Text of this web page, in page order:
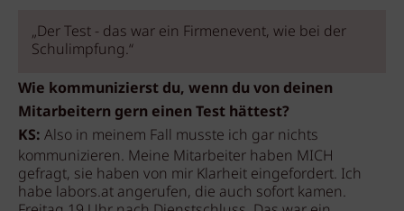
„Der Test - das war ein Firmenevent, wie bei der
Schulimpfung.“
Wie kommunizierst du, wenn du von deinen
Mitarbeitern gern einen Test hättest?
KS: Also in meinem Fall musste ich gar nichts
kommunizieren. Meine Mitarbeiter haben MICH
gefragt, sie haben von mir Klarheit eingefordert. Ich
habe labors.at angerufen, die auch sofort kamen.